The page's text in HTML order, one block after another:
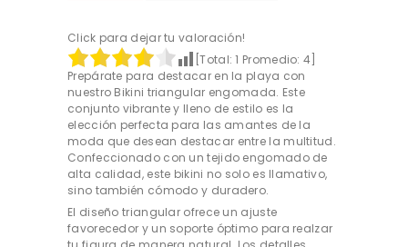
Click para dejar tu valoración!
[Total:1 Promedio:4
Prepárate para destacar en la playa con
nuestro Bikini triangular engomada. Este
conjunto vibrante y lleno de estilo es la
elección perfecta para las amantes de la
moda que desean destacar entre la multitud.
Confeccionado con un tejido engomado de
alta calidad, este bikini no solo es llamativo,
sino también cómodo y duradero.
El diseño triangular ofrece un ajuste
favorecedor y un soporte óptimo para realzar